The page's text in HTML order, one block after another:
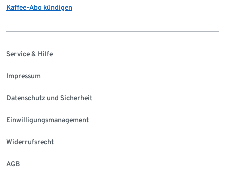
Kaffee-Abo kündigen
Service & Hilfe
Impressum
Datenschutz und Sicherheit
Einwilligungsmanagement
Widerrufsrecht
AGB